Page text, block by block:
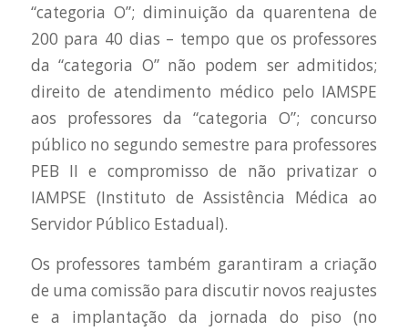
“categoria O”; diminuição da quarentena de
200 para 40 dias – tempo que os professores
da “categoria O” não podem ser admitidos;
direito de atendimento médico pelo IAMSPE
aos professores da “categoria O”; concurso
público no segundo semestre para professores
PEB II e compromisso de não privatizar o
IAMPSE (Instituto de Assistência Médica ao
Servidor Público Estadual).
Os professores também garantiram a criação
de uma comissão para discutir novos reajustes
e a implantação da jornada do piso (no